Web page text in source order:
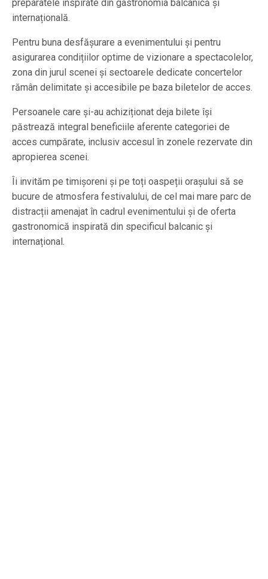
preparatele inspirate din gastronomia balcanică și
internațională.
Pentru buna desfășurare a evenimentului și pentru
asigurarea condițiilor optime de vizionare a spectacolelor,
zona din jurul scenei și sectoarele dedicate concertelor
rămân delimitate și accesibile pe baza biletelor de acces.
Persoanele care și-au achiziționat deja bilete își
păstrează integral beneficiile aferente categoriei de
acces cumpărate, inclusiv accesul în zonele rezervate din
apropierea scenei.
Îi invităm pe timișoreni și pe toți oaspeții orașului să se
bucure de atmosfera festivalului, de cel mai mare parc de
distracții amenajat în cadrul evenimentului și de oferta
gastronomică inspirată din specificul balcanic și
internațional.